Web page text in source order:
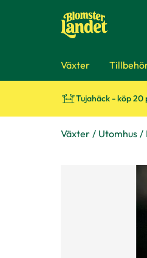
Växter
Tujahäck - köp
Växter Utomhus